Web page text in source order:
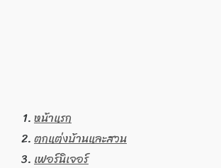
หน้าแรก
ตกแต่งบ้านและสวน
เฟอร์นิเจอร์